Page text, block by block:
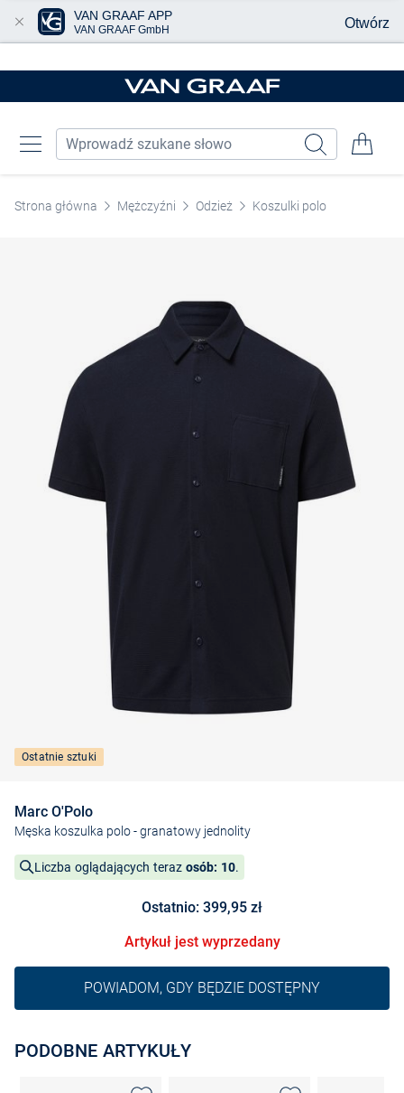
Strona główna Mężczyźni Odzież Koszulki polo
Ostatnie sztuki
Marc O'Polo
Męska koszulka polo- granatowy jednolity
Liczba oglądających teraz osób: 10.
Ostatnio: 399,95 zł
Artykuł jest wyprzedany
POWIADOM, GDY BĘDZIE DOSTĘPNY
PODOBNE ARTYKUŁY
VAN GRAAF APP
VAN GRAAF GmbH Otwórz